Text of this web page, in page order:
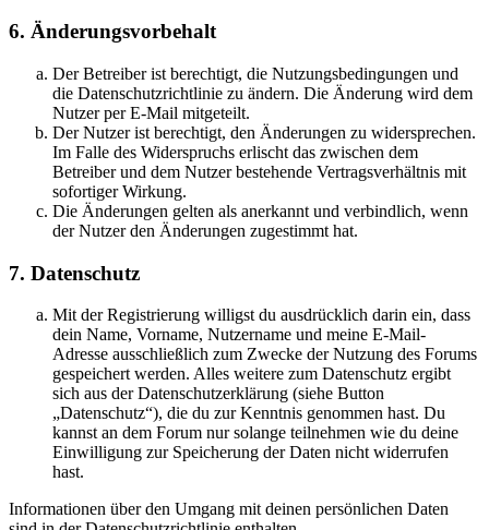
6. Änderungsvorbehalt
Der Betreiber ist berechtigt, die Nutzungsbedingungen und
die Datenschutzrichtlinie zu ändern. Die Änderung wird dem
Nutzer per E-Mail mitgeteilt.
Der Nutzer ist berechtigt, den Änderungen zu widersprechen.
Im Falle des Widerspruchs erlischt das zwischen dem
Betreiber und dem Nutzer bestehende Vertragsverhältnis mit
sofortiger Wirkung.
Die Änderungen gelten als anerkannt und verbindlich, wenn
der Nutzer den Änderungen zugestimmt hat.
7. Datenschutz
Mit der Registrierung willigst du ausdrücklich darin ein, dass
dein Name, Vorname, Nutzername und meine E-Mail-
Adresse ausschließlich zum Zwecke der Nutzung des Forums
gespeichert werden. Alles weitere zum Datenschutz ergibt
sich aus der Datenschutzerklärung (siehe Button
„Datenschutz“), die du zur Kenntnis genommen hast. Du
kannst an dem Forum nur solange teilnehmen wie du deine
Einwilligung zur Speicherung der Daten nicht widerrufen
hast.
Informationen über den Umgang mit deinen persönlichen Daten